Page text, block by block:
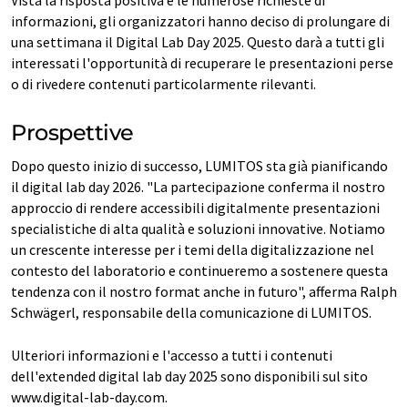
informazioni, gli organizzatori hanno deciso di prolungare di
una settimana il Digital Lab Day 2025. Questo darà a tutti gli
interessati l'opportunità di recuperare le presentazioni perse
o di rivedere contenuti particolarmente rilevanti.
Prospettive
Dopo questo inizio di successo, LUMITOS sta già pianificando
il digital lab day 2026. "La partecipazione conferma il nostro
approccio di rendere accessibili digitalmente presentazioni
specialistiche di alta qualità e soluzioni innovative. Notiamo
un crescente interesse per i temi della digitalizzazione nel
contesto del laboratorio e continueremo a sostenere questa
tendenza con il nostro format anche in futuro", afferma Ralph
Schwägerl, responsabile della comunicazione di LUMITOS.
Ulteriori informazioni e l'accesso a tutti i contenuti
dell'extended digital lab day 2025 sono disponibili sul sito
www.digital-lab-day.com.